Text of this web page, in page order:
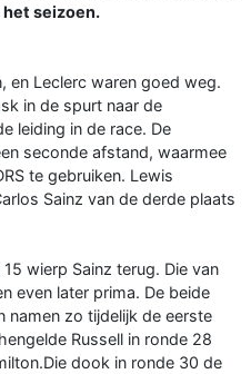
seizoen.
en Leclerc waren goed weg.
in de spurt naar de
leiding in de race. De
seconde afstand, waarmee
te gebruiken. Lewis
Sainz van de derde plaats
wierp Sainz terug. Die van
even later prima. De beide
namen zo tijdelijk de eerste
Russell in ronde 28
dook in ronde 30 de